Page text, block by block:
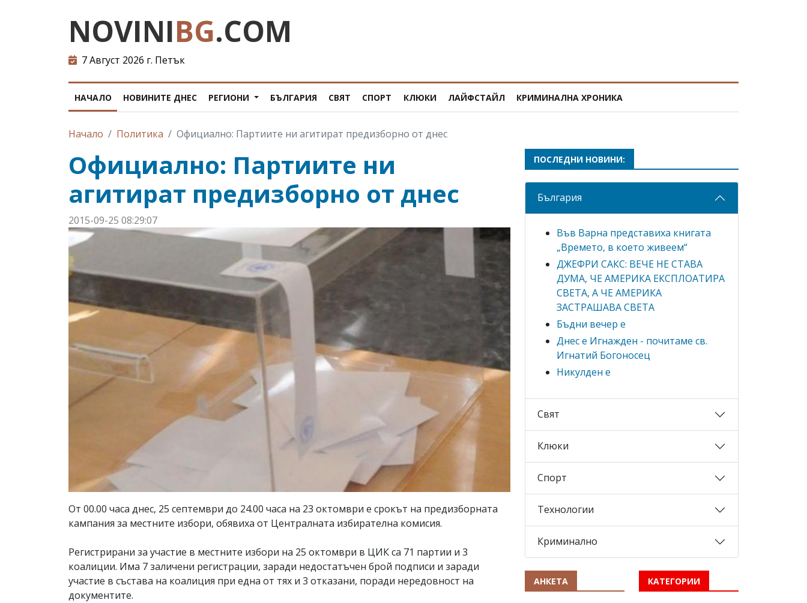
NOVINIBG.COM
7 Август 2026 г. Петък
НАЧАЛО НОВИНИТЕ ДНЕС РЕГИОНИ БЪЛГАРИЯ СВЯТ СПОРТ КЛЮКИ ЛАЙФСТАЙЛ КРИМИНАЛНА ХРОНИКА
Начало Политика Официално: Партиите ни агитират предизборно от днес
Официално: Партиите ни
агитират предизборно от днес
2015-09-25 08:29:07
От 00.00 часа днес, 25 септември до 24.00 часа на 23 октомври е срокът на предизборната
кампания за местните избори, обявиха от Централната избирателна комисия.
Регистрирани за участие в местните избори на 25 октомври в ЦИК са 71 партии и 3
коалиции. Има 7 заличени регистрации, заради недостатъчен брой подписи и заради
участие в състава на коалиция при една от тях и 3 отказани, поради нередовност на
документите.
ПОСЛЕДНИ НОВИНИ:
България
Във Варна представиха книгата
„Времето, в което живеем“
ДЖЕФРИ САКС: ВЕЧЕ НЕ СТАВА
ДУМА, ЧЕ АМЕРИКА ЕКСПЛОАТИРА
СВЕТА, А ЧЕ АМЕРИКА
ЗАСТРАШАВА СВЕТА
Бъдни вечер е
Днес е Игнажден - почитаме св.
Игнатий Богоносец
Никулден е
Свят
Клюки
Спорт
Технологии
Криминално
АНКЕТА КАТЕГОРИИ